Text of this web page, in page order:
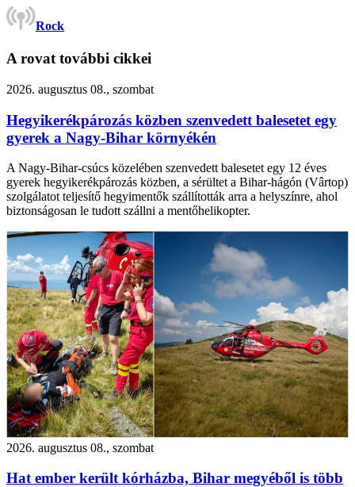
Rock
A rovat további cikkei
2026. augusztus 08., szombat
Hegyikerékpározás közben szenvedett balesetet egy
gyerek a Nagy-Bihar környékén
A Nagy-Bihar-csúcs közelében szenvedett balesetet egy 12 éves
gyerek hegyikerékpározás közben, a sérültet a Bihar-hágón (Vârtop)
szolgálatot teljesítő hegyimentők szállították arra a helyszínre, ahol
biztonságosan le tudott szállni a mentőhelikopter.
2026. augusztus 08., szombat
Hat ember került kórházba, Bihar megyéből is több